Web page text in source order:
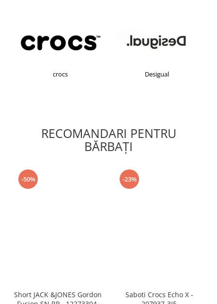
crocs Desigual
RECOMANDARI PENTRU
BĂRBAŢI
-50%
Short JACK &JONES Gordon
-23%
Saboti Crocs Echo X -